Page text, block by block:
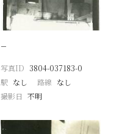
−
写真ID 3804-037183-0
駅 なし 路線 なし
撮影日 不明